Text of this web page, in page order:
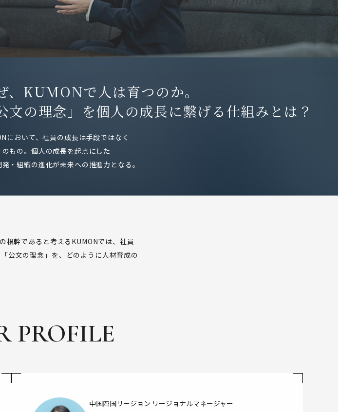
STORY
藤原 慶人
CROSS TALK
障がい者採用情報
、KUMONで人は育つのか。
文の理念」を個人の成長に繋げる仕組みとは？
において、社員の成長は手段ではなく
のもの。個人の成長を起点にした
発・組織の進化が未来への推進力となる。
根幹であると考えるKUMONでは、社員
公文の理念」を、どのように人材育成の
PROFILE
中国四国リージョン リージョナルマネージャー